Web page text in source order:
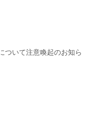
ついて注意喚起のお知ら